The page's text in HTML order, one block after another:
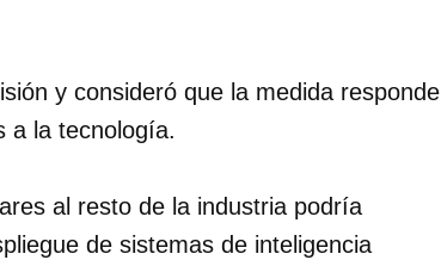
y consideró que la medida responde
a la tecnología.
al resto de la industria podría
de sistemas de inteligencia